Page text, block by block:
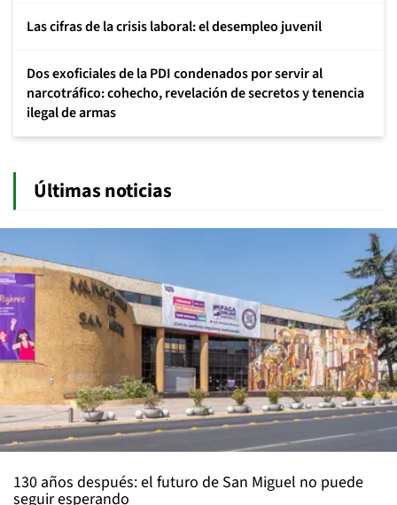
Las cifras de la crisis laboral: el desempleo juvenil
Dos exoficiales de la PDI condenados por servir al
narcotráfico: cohecho, revelación de secretos y tenencia
ilegal de armas
Últimas noticias
130 años después: el futuro de San Miguel no puede
seguir esperando